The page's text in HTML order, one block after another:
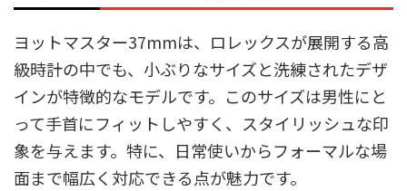
ヨットマスター37mmは、ロレックスが展開する高
級時計の中でも、小ぶりなサイズと洗練されたデザ
インが特徴的なモデルです。このサイズは男性にと
って手首にフィットしやすく、スタイリッシュな印
象を与えます。特に、日常使いからフォーマルな場
面まで幅広く対応できる点が魅力です。